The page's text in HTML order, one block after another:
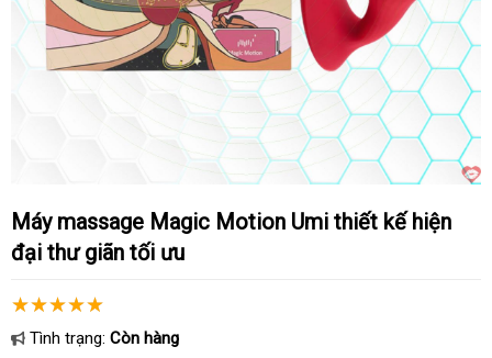
Máy massage Magic Motion Umi thiết kế hiện
đại thư giãn tối ưu
Tình trạng: Còn hàng